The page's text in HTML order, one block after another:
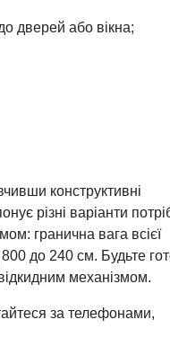
дверей або вікна;
конструктивні
різні варіанти
гранична вага всієї
до 240 см. Будьте
механізмом.
за телефонами,